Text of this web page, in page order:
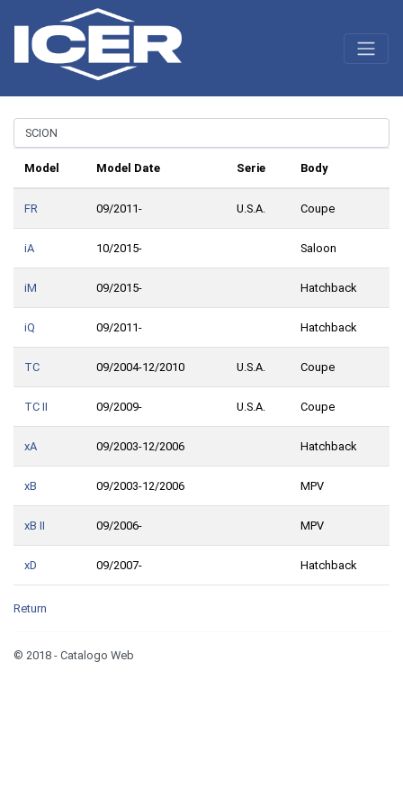
Model Model Date Serie Body
FR 09/2011- U.S.A. Coupe
iA 10/2015- Saloon
iM 09/2015- Hatchback
iQ 09/2011- Hatchback
TC 09/2004-12/2010 U.S.A. Coupe
TC II 09/2009- U.S.A. Coupe
xA 09/2003-12/2006 Hatchback
xB 09/2003-12/2006 MPV
xB II 09/2006- MPV
xD 09/2007- Hatchback
Return
© 2018 - Catalogo Web